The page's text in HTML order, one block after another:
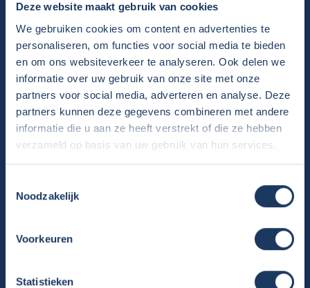
Deze website maakt gebruik van cookies
We gebruiken cookies om content en advertenties te
personaliseren, om functies voor social media te bieden
en om ons websiteverkeer te analyseren. Ook delen we
informatie over uw gebruik van onze site met onze
partners voor social media, adverteren en analyse. Deze
partners kunnen deze gegevens combineren met andere
informatie die u aan ze heeft verstrekt of die ze hebben
verzameld op basis van uw gebruik van hun services.
Noodzakelijk
Voorkeuren
Statistieken
Camper huren
Overzicht huurcampers
Gratis E-book – Tig Vragen en Antwoorden over het Huren van
een Camper
Nieuwsbrief verhuur
Algemene voorwaarden verhuur